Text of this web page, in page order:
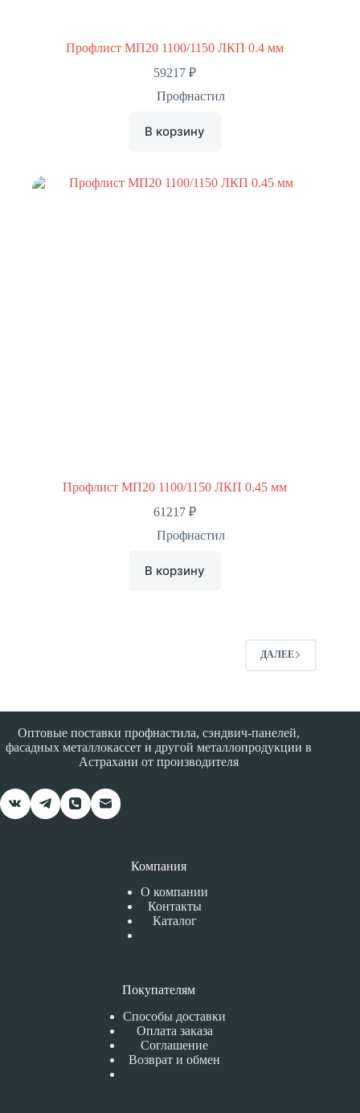
Профлист МП20 1100/1150 ЛКП 0.4 мм
59217 ₽
Профнастил
В корзину
Профлист МП20 1100/1150 ЛКП 0.45 мм
61217 ₽
Профнастил
В корзину
ДАЛЕЕ
Оптовые поставки профнастила, сэндвич-панелей,
фасадных металлокассет и другой металлопродукции в
Астрахани от производителя
Компания
О компании
Контакты
Каталог
Покупателям
Способы доставки
Оплата заказа
Соглашение
Возврат и обмен